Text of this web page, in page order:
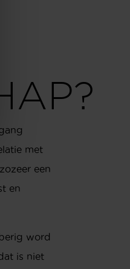
met
een
en
word
is niet